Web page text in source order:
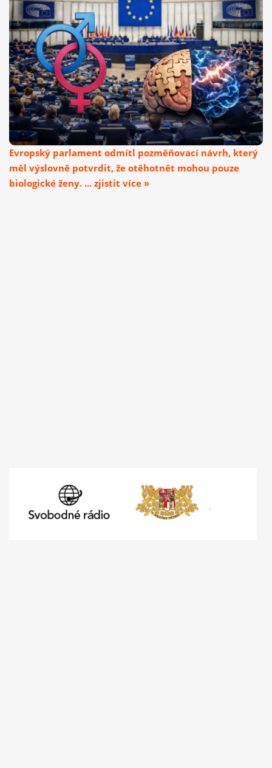
Evropský parlament odmítl pozměňovací návrh, který
měl výslovně potvrdit, že otěhotnět mohou pouze
biologické ženy. ... zjistit více »